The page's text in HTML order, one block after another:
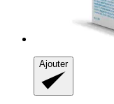
Ajouter